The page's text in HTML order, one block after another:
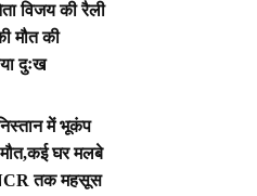
विजय की रैली
मौत की
दुःख
में भूकंप
मौत,कई घर मलबे
तक महसूस